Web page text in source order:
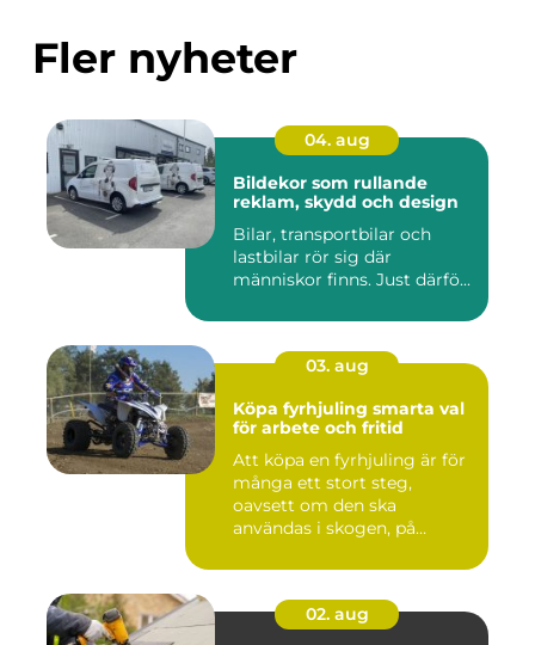
Fler nyheter
04. aug
Bildekor som rullande
reklam, skydd och design
Bilar, transportbilar och
lastbilar rör sig där
människor finns. Just därfö...
03. aug
Köpa fyrhjuling smarta val
för arbete och fritid
Att köpa en fyrhjuling är för
många ett stort steg,
oavsett om den ska
användas i skogen, på
02. aug